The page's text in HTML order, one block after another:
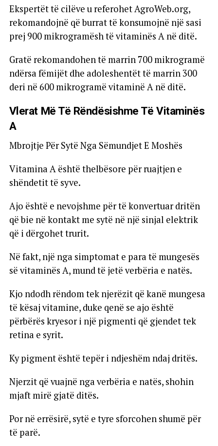
Ekspertët të cilëve u referohet AgroWeb.org,
rekomandojnë që burrat të konsumojnë një sasi
prej 900 mikrogramësh të vitaminës A në ditë.
Gratë rekomandohen të marrin 700 mikrogramë
ndërsa fëmijët dhe adoleshentët të marrin 300
deri në 600 mikrogramë vitaminë A në ditë.
Vlerat Më Të Rëndësishme Të Vitaminës
A
Mbrojtje Për Sytë Nga Sëmundjet E Moshës
Vitamina A është thelbësore për ruajtjen e
shëndetit të syve.
Ajo është e nevojshme për të konvertuar dritën
që bie në kontakt me sytë në një sinjal elektrik
që i dërgohet trurit.
Në fakt, një nga simptomat e para të mungesës
së vitaminës A, mund të jetë verbëria e natës.
Kjo ndodh rëndom tek njerëzit që kanë mungesa
të kësaj vitamine, duke qenë se ajo është
përbërës kryesor i një pigmenti që gjendet tek
retina e syrit.
Ky pigment është tepër i ndjeshëm ndaj dritës.
Njerzit që vuajnë nga verbëria e natës, shohin
mjaft mirë gjatë ditës.
Por në errësirë, sytë e tyre sforcohen shumë për
të parë.